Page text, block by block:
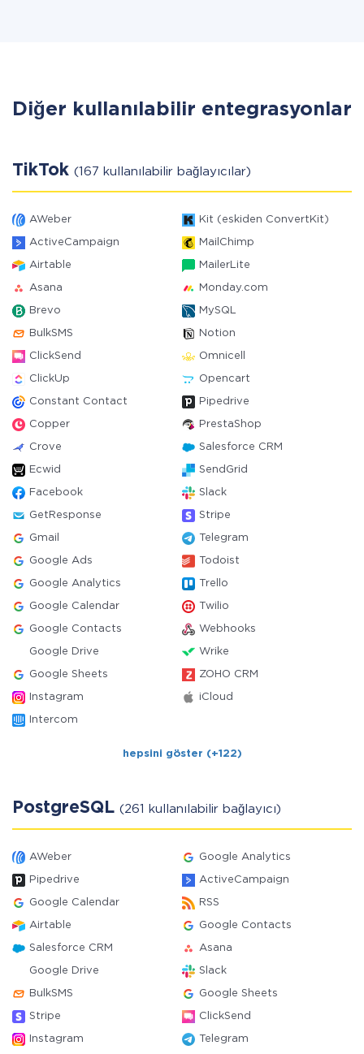
Diğer kullanılabilir entegrasyonlar
TikTok (167 kullanılabilir bağlayıcılar)
AWeber Kit (eskiden ConvertKit)
ActiveCampaign MailChimp
Airtable MailerLite
Asana Monday.com
Brevo MySQL
BulkSMS Notion
ClickSend Omnicell
ClickUp Opencart
Constant Contact Pipedrive
Copper PrestaShop
Crove Salesforce CRM
Ecwid SendGrid
Facebook Slack
GetResponse Stripe
Gmail Telegram
Google Ads Todoist
Google Analytics Trello
Google Calendar Twilio
Google Contacts Webhooks
Google Drive Wrike
Google Sheets ZOHO CRM
Instagram iCloud
Intercom
hepsini göster (+122)
PostgreSQL (261 kullanılabilir bağlayıcı)
AWeber Google Analytics
Pipedrive ActiveCampaign
Google Calendar RSS
Airtable Google Contacts
Salesforce CRM Asana
Google Drive Slack
BulkSMS Google Sheets
Stripe ClickSend
Instagram Telegram